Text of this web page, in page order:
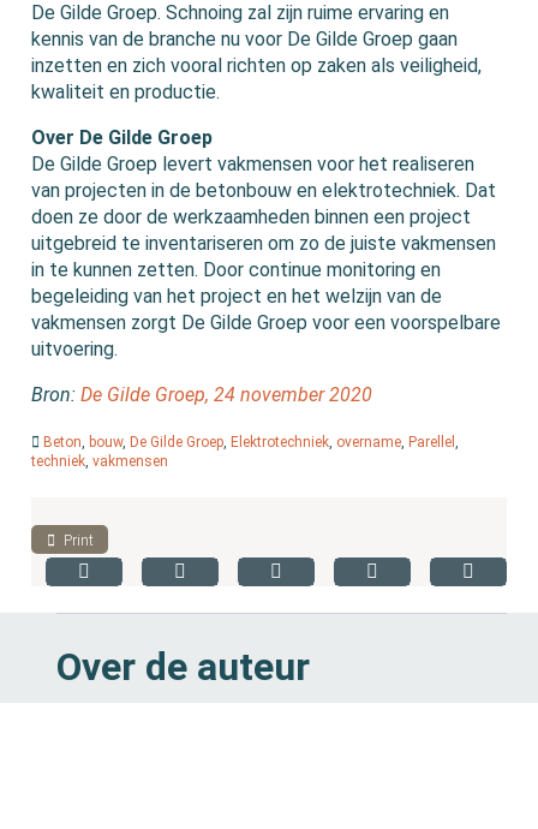
De Gilde Groep. Schnoing zal zijn ruime ervaring en
kennis van de branche nu voor De Gilde Groep gaan
inzetten en zich vooral richten op zaken als veiligheid,
kwaliteit en productie.
Over De Gilde Groep
De Gilde Groep levert vakmensen voor het realiseren
van projecten in de betonbouw en elektrotechniek. Dat
doen ze door de werkzaamheden binnen een project
uitgebreid te inventariseren om zo de juiste vakmensen
in te kunnen zetten. Door continue monitoring en
begeleiding van het project en het welzijn van de
vakmensen zorgt De Gilde Groep voor een voorspelbare
uitvoering.
Bron:De Gilde Groep, 24 november 2020
Beton, bouw, De Gilde Groep, Elektrotechniek, overname, Parellel,
techniek,vakmensen
Print
Over de auteur